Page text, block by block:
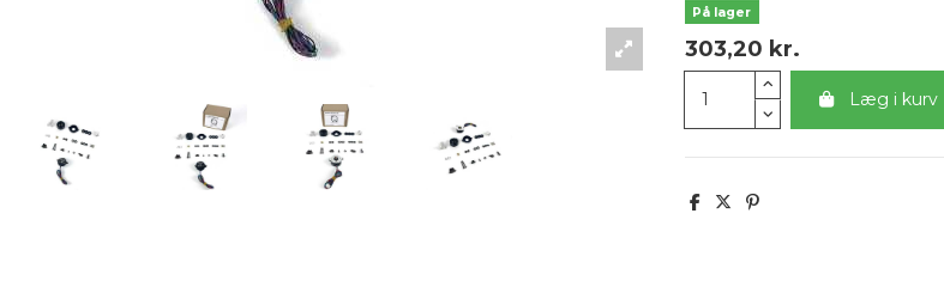
På lager
303,20 kr.
Læg i kurv